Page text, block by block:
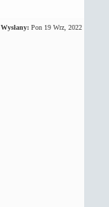
Wysłany:Pon 19 Wrz, 2022